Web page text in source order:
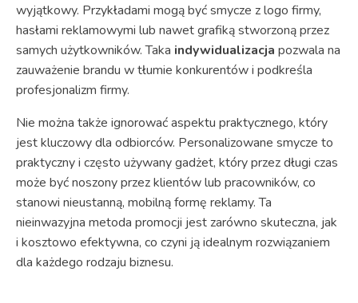
wyjątkowy. Przykładami mogą być smycze z logo firmy,
hasłami reklamowymi lub nawet grafiką stworzoną przez
samych użytkowników. Taka indywidualizacja pozwala na
zauważenie brandu w tłumie konkurentów i podkreśla
profesjonalizm firmy.
Nie można także ignorować aspektu praktycznego, który
jest kluczowy dla odbiorców. Personalizowane smycze to
praktyczny i często używany gadżet, który przez długi czas
może być noszony przez klientów lub pracowników, co
stanowi nieustanną, mobilną formę reklamy. Ta
nieinwazyjna metoda promocji jest zarówno skuteczna, jak
i kosztowo efektywna, co czyni ją idealnym rozwiązaniem
dla każdego rodzaju biznesu.